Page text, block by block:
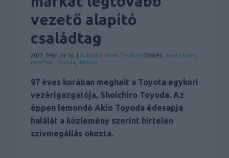
vezető alapító
családtag
2023. február 16. | Autóshír Hírek Toyota | Címkék: autós hírek
meghalt Toyoda Toyota
97 éves korában meghalt a Toyota egykori
vezérigazgatója, Shoichiro Toyoda. Az
éppen lemondó Akio Toyoda édesapja
halálát a közlemény szerint hirtelen
szívmegállás okozta.